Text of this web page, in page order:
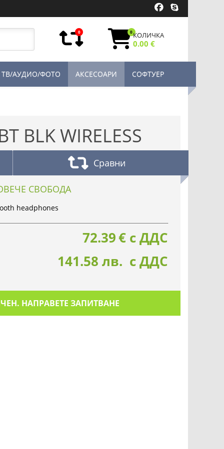
0 0КОЛИЧКА
0.00 €
ТВ/АУДИО/ФОТО АКСЕСОАРИ СОФТУЕР
BLK WIRELESS
Сравни
СВОБОДА
headphones
72.39€ с ДДС
141.58 лв. с ДДС
НАПРАВЕТЕ ЗАПИТВАНЕ